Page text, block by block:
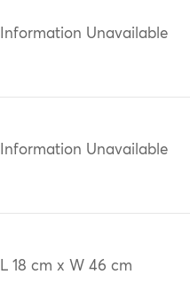
Information Unavailable
Information Unavailable
L 18 cm x W 46 cm